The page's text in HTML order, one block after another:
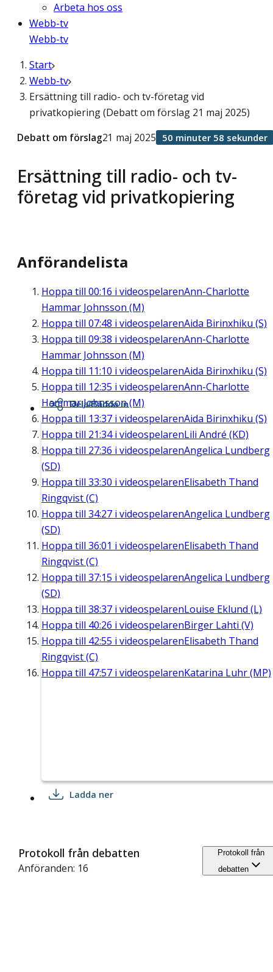
Arbeta hos oss
Webb-tv
Webb-tv
Start
Webb-tv
Ersättning till radio- och tv-företag vid
privatkopiering (Debatt om förslag 21 maj 2025)
Ersättning till radio- och tv-
företag vid privatkopiering
Debatt om förslag21 maj 2025 50 minuter 58 sekunder
Anförandelista
Hoppa till 00:16 i videospelarenAnn-Charlotte
Hammar Johnsson (M)
Hoppa till 07:48 i videospelarenAida Birinxhiku (S)
Hoppa till 09:38 i videospelarenAnn-Charlotte
Hammar Johnsson (M)
Hoppa till 11:10 i videospelarenAida Birinxhiku (S)
Hoppa till 12:35 i videospelarenAnn-Charlotte
Hammar Johnsson (M)
Hoppa till 13:37 i videospelarenAida Birinxhiku (S)
Hoppa till 21:34i videospelarenLili André (KD)
Hoppa till 27:36 i videospelarenAngelica Lundberg
(SD)
Hoppa till 33:30 i videospelarenElisabeth Thand
Ringqvist (C)
Hoppa till 34:27 i videospelarenAngelica Lundberg
(SD)
Hoppa till 36:01 i videospelarenElisabeth Thand
Ringqvist (C)
Hoppa till 37:15 i videospelarenAngelica Lundberg
(SD)
Hoppa till 38:37 i videospelarenLouise Eklund (L)
Hoppa till 40:26 i videospelarenBirger Lahti (V)
Hoppa till 42:55 i videospelarenElisabeth Thand
Ringqvist (C)
Hoppa till 47:57 i videospelarenKatarina Luhr (MP)
Dela/Bädda in
Ladda ner
Protokoll från debatten
Anföranden: 16
Protokoll från
debatten